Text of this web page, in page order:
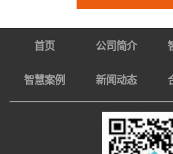
首页 公司简介
智慧案例 新闻动态